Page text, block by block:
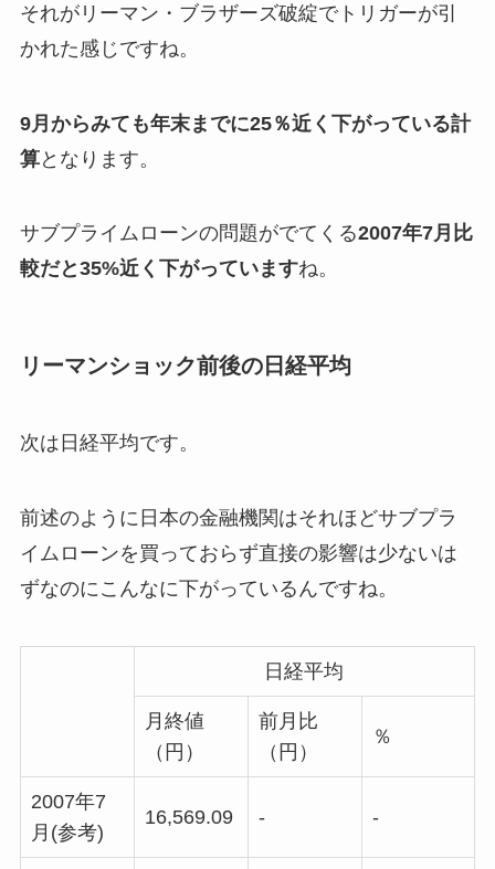
それがリーマン・ブラザーズ破綻でトリガーが引
かれた感じですね。
9月からみても年末までに25％近く下がっている計
算となります。
サブプライムローンの問題がでてくる2007年7月比
較だと35%近く下がっていますね。
リーマンショック前後の日経平均
次は日経平均です。
前述のように日本の金融機関はそれほどサブプラ
イムローンを買っておらず直接の影響は少ないは
ずなのにこんなに下がっているんですね。
日経平均
月終値
（円）
前月比
（円）
％
2007年7
月(参考)
16,569.09 - -